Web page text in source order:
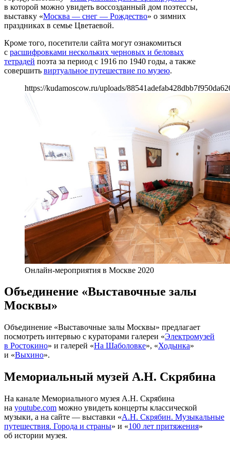
в которой можно увидеть воссозданный дом поэтессы,
выставку «Москва — снег — Рождество» о зимних
праздниках в семье Цветаевой.
Кроме того, посетители сайта могут ознакомиться
с расшифровками нескольких черновых и беловых
тетрадей поэта за период с 1916 по 1940 годы, а также
совершить виртуальное путешествие по музею.
https://kudamoscow.ru/uploads/
Онлайн-мероприятия в Москве 2020
Объединение «Выставочные залы
Москвы»
Объединение «Выставочные залы Москвы» предлагает
посмотреть интервью с кураторами галереи «Электромузей
в Ростокино» и галерей «На Шаболовке», «Ходынка»
и «Выхино».
Мемориальный музей А.Н. Скрябина
На канале Мемориального музея А.Н. Скрябина
на youtube.com можно увидеть концерты классической
музыки, а на сайте — выставки «А.Н. Скрябин. Музыкальные
путешествия. Города и страны» и «100 лет притяжения»
об истории музея.